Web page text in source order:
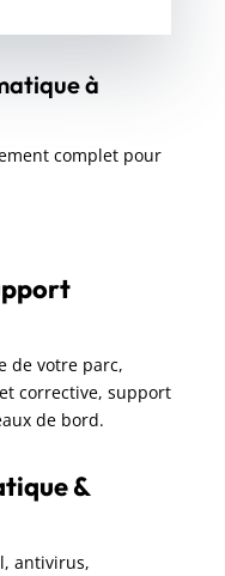
à
complet pour
de votre parc,
corrective, support
de bord.
&
antivirus,